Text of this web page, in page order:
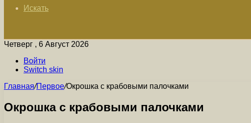
Искать
Четверг , 6 Август 2026
Войти
Switch skin
Главная/Первое/Окрошка с крабовыми палочками
Окрошка с крабовыми палочками